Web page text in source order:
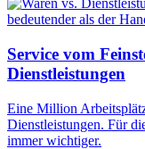
Service vom
Dienstleistungen
Eine Million
Dienstleistungen. Für
immer wichtiger.